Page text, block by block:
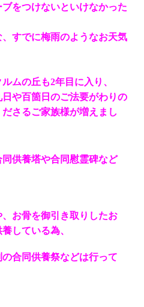
をつけないといけなかった
すでに梅雨のようなお天気
ムの丘も2年目に入り、
や百箇日のご法要がわりの
さるご家族様が増えまし
供養塔や合同慰霊碑など
お骨を御引き取りしたお
している為、
合同供養祭などは行って